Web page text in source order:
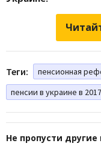
Теги: пенсионная
пенсии в украине в
Не пропусти